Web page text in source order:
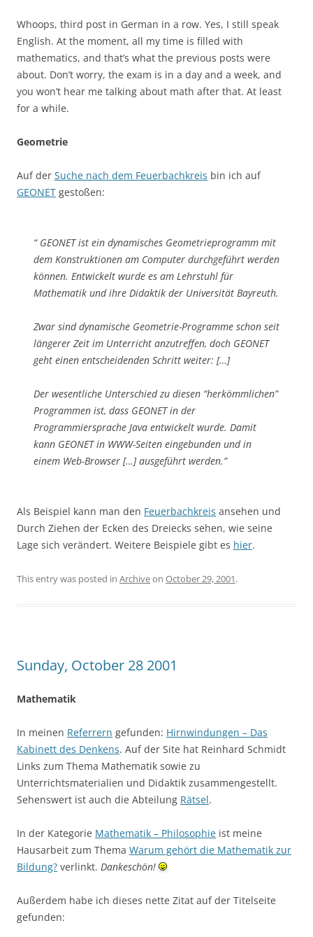
Whoops, third post in German in a row. Yes, I still speak
English. At the moment, all my time is filled with
mathematics, and that’s what the previous posts were
about. Don’t worry, the exam is in a day and a week, and
you won’t hear me talking about math after that. At least
for a while.
Geometrie
Auf der Suche nach dem Feuerbachkreis bin ich auf
GEONET gestoßen:
“ GEONET ist ein dynamisches Geometrieprogramm mit
dem Konstruktionen am Computer durchgeführt werden
können. Entwickelt wurde es am Lehrstuhl für
Mathematik und ihre Didaktik der Universität Bayreuth.
Zwar sind dynamische Geometrie-Programme schon seit
längerer Zeit im Unterricht anzutreffen, doch GEONET
geht einen entscheidenden Schritt weiter: […]
Der wesentliche Unterschied zu diesen “herkömmlichen”
Programmen ist, dass GEONET in der
Programmiersprache Java entwickelt wurde. Damit
kann GEONET in WWW-Seiten eingebunden und in
einem Web-Browser […] ausgeführt werden.”
Als Beispiel kann man den Feuerbachkreis ansehen und
Durch Ziehen der Ecken des Dreiecks sehen, wie seine
Lage sich verändert. Weitere Beispiele gibt es hier.
This entry was posted in Archiveon October 29, 2001.
Sunday, October 28 2001
Mathematik
In meinen Referrern gefunden: Hirnwindungen – Das
Kabinett des Denkens. Auf der Site hat Reinhard Schmidt
Links zum Thema Mathematik sowie zu
Unterrichtsmaterialien und Didaktik zusammengestellt.
Sehenswert ist auch die Abteilung Rätsel.
In der Kategorie Mathematik – Philosophie ist meine
Hausarbeit zum Thema Warum gehört die Mathematik zur
Bildung? verlinkt. Dankeschön!
Außerdem habe ich dieses nette Zitat auf der Titelseite
gefunden: